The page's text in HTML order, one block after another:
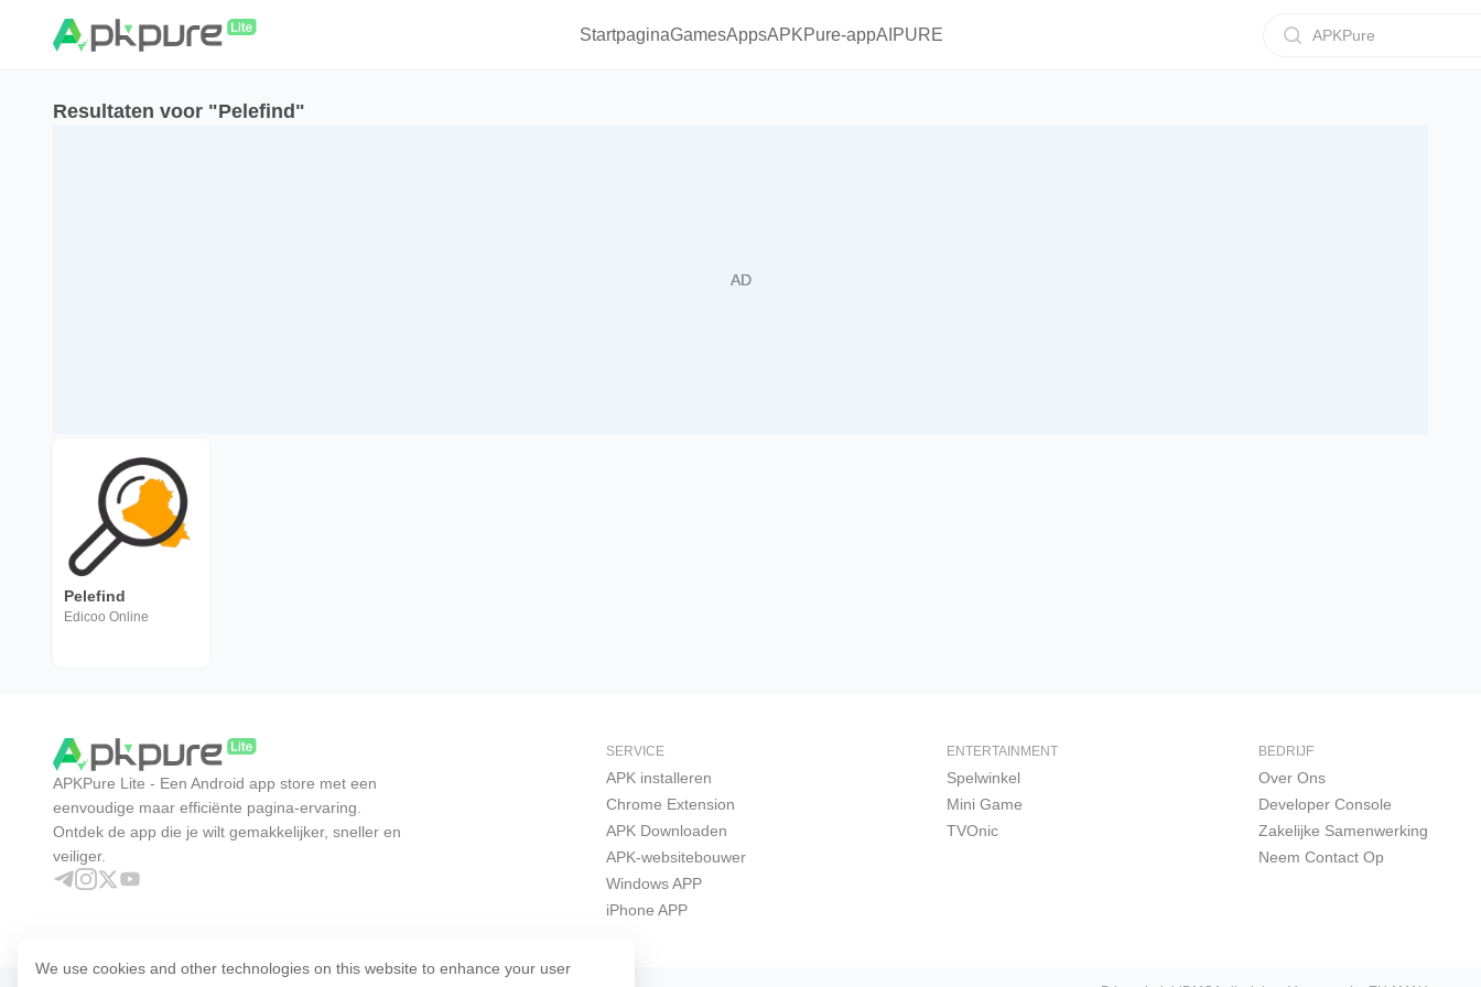
StartpaginaGamesAppsAPKPure-appAIPURE APKPure
Resultaten voor "Pelefind"
Pelefind
Edicoo Online
We use cookies and other technologies on this website to enhance your user
APKPure Lite - Een Android app store met een
eenvoudige maar efficiënte pagina-ervaring.
Ontdek de app die je wilt gemakkelijker, sneller en
veiliger.
SERVICE
APK installeren
Chrome Extension
APK Downloaden
APK-websitebouwer
Windows APP
iPhone APP
ENTERTAINMENT
Spelwinkel
Mini Game
TVOnic
BEDRIJF
Over Ons
Developer Console
Zakelijke Samenwerking
Neem Contact Op